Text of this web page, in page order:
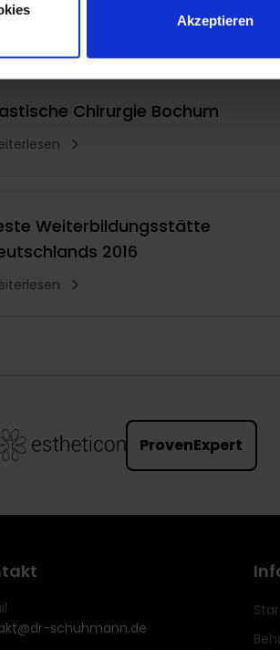
Akzeptieren
Chirurgie Bochum
Weiterbildungsstätte
2016
ProvenExpert
schuhmann.de